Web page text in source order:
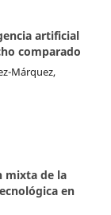
artificial
comparado
Márquez,
mixta de la
en